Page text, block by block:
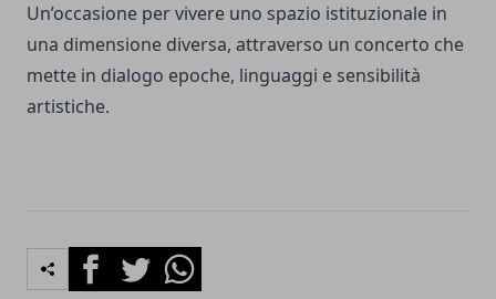
Un’occasione per vivere uno spazio istituzionale in
una dimensione diversa, attraverso un concerto che
mette in dialogo epoche, linguaggi e sensibilità
artistiche.
FacebookTwitterWhatsapp